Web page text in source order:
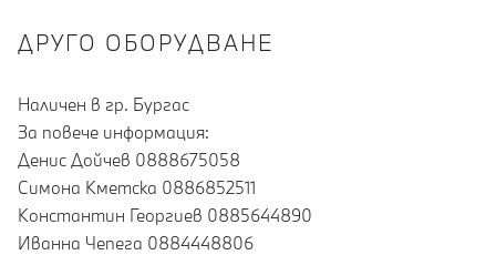
ДРУГО ОБОРУДВАНЕ
Наличен в гр. Бургас
За повече информация:
Денис Дойчев 0888675058
Симона Кметска 0886852511
Константин Георгиев 0885644890
Иванна Чепега 0884448806